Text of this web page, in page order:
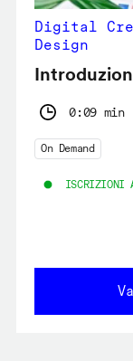
Digital
Design
0:09 min
On Demand
ISCRIZIONI